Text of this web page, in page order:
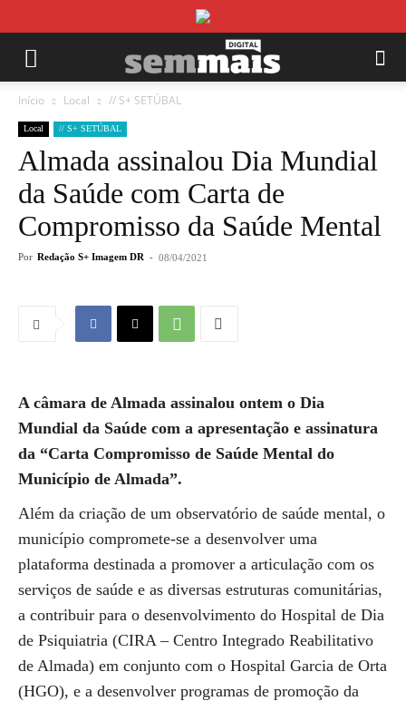
Início Local // S+ SETÚBAL
Local // S+ SETÚBAL
Almada assinalou Dia Mundial
da Saúde com Carta de
Compromisso da Saúde Mental
Por Redação S+ Imagem DR - 08/04/2021
A câmara de Almada assinalou ontem o Dia
Mundial da Saúde com a apresentação e assinatura
da “Carta Compromisso de Saúde Mental do
Município de Almada”.
Além da criação de um observatório de saúde mental, o
município compromete-se a desenvolver uma
plataforma destinada a promover a articulação com os
serviços de saúde e as diversas estruturas comunitárias,
a contribuir para o desenvolvimento do Hospital de Dia
de Psiquiatria (CIRA – Centro Integrado Reabilitativo
de Almada) em conjunto com o Hospital Garcia de Orta
(HGO), e a desenvolver programas de promoção da